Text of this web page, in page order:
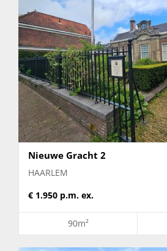
Plaats
Aerdenhout
Bennebroek
Bentveld
Bloemendaal
Driehuis
Nieuw-Vennep
Overveen
Nieuwe Gracht 2
HAARLEM
€ 1.950 p.m. ex.
90m²